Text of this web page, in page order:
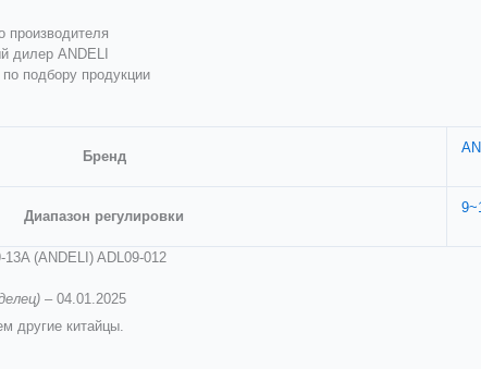
производителя
дилер ANDELI
подбору продукции
Бренд
Диапазон регулировки
(ANDELI) ADL09-012
– 04.01.2025
другие китайцы.